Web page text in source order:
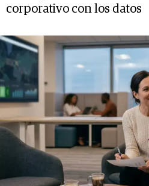
corporativo con los datos